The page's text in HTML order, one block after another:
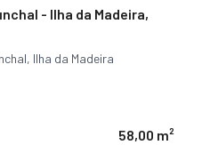
- Ilha da Madeira,
Ilha da Madeira
58,00 m²